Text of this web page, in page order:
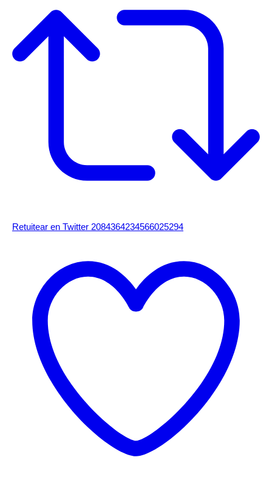
Retuitear en Twitter 2084364234566025294